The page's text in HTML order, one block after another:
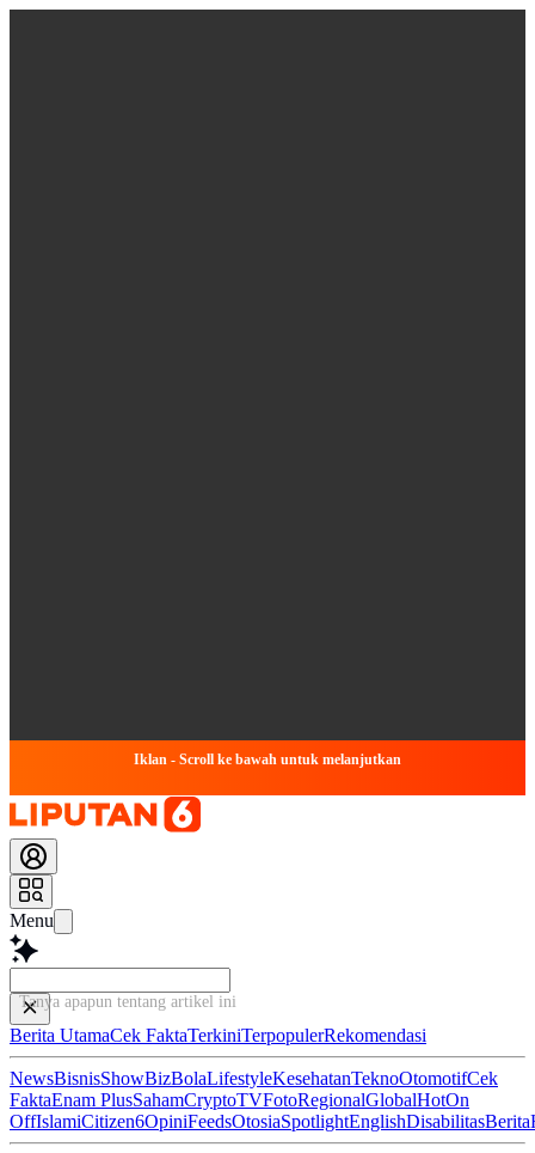
Iklan - Scroll ke bawah untuk melanjutkan
Menu
Tanya apapun tentang artikel ini...
Berita UtamaCek FaktaTerkiniTerpopulerRekomendasi
NewsBisnisShowBizBolaLifestyleKesehatanTeknoOtomotifCek
FaktaEnam PlusSahamCryptoTVFotoRegionalGlobalHotOn
OffIslamiCitizen6OpiniFeedsOtosiaSpotlightEnglishDisabilitasBerita